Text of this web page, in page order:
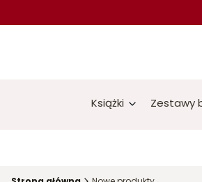
Książki Zestawy